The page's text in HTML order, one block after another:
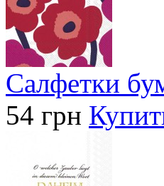
Салфетки
54 грн